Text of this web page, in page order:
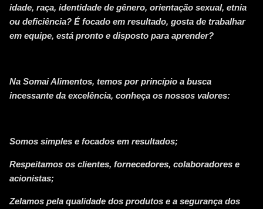
idade, raça, identidade de gênero, orientação sexual, etnia
ou deficiência? É focado em resultado, gosta de trabalhar
em equipe, está pronto e disposto para aprender?
Na Somai Alimentos, temos por princípio a busca
incessante da excelência, conheça os nossos valores:
Somos simples e focados em resultados;
Respeitamos os clientes, fornecedores, colaboradores e
acionistas;
Zelamos pela qualidade dos produtos e a segurança dos